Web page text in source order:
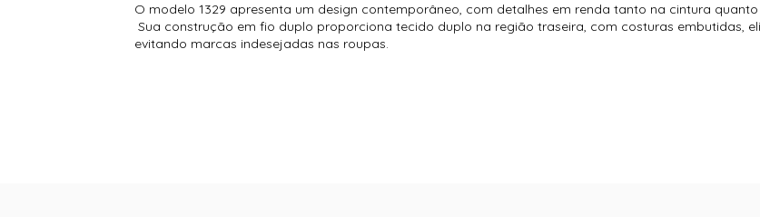
O modelo 1329 apresenta um design contemporâneo, com detalhes em renda tanto na cintura
Sua construção em fio duplo proporciona tecido duplo na região traseira, com costuras embutidas,
evitando marcas indesejadas nas roupas.